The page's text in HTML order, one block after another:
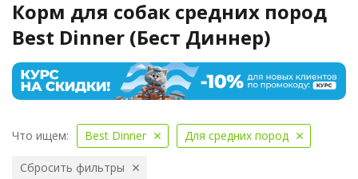
Корм для собак средних пород
Best Dinner (Бест Диннер)
Что ищем: Best Dinner Для средних пород
Сбросить фильтры